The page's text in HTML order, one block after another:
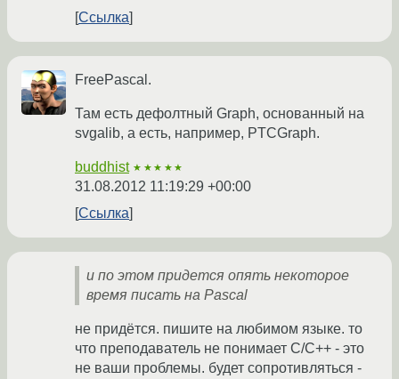
Ссылка
FreePascal.
Там есть дефолтный Graph, основанный на
svgalib, а есть, например, PTCGraph.
buddhist ★★★★★
31.08.2012 11:19:29 +00:00
Ссылка
и по этом придется опять некоторое
время писать на Pascal
не придётся. пишите на любимом языке. то
что преподаватель не понимает C/C++ - это
не ваши проблемы. будет сопротивляться -